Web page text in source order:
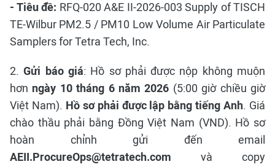
- Tiêu đề: RFQ-020 A&E II-2026-003 Supply of TISCH
TE-Wilbur PM2.5 / PM10 Low Volume Air Particulate
Samplers for Tetra Tech, Inc.
2.Gửi báo giá: Hồ sơ phải được nộp không muộn
hơn ngày 10 tháng 6 năm 2026 (5:00 giờ chiều giờ
Việt Nam). Hồ sơ phải được lập bằng tiếng Anh. Giá
chào thầu phải bằng Đồng Việt Nam (VND). Hồ sơ
hoàn chỉnh gửi đến email
AEII.ProcureOps@tetratech.com và copy